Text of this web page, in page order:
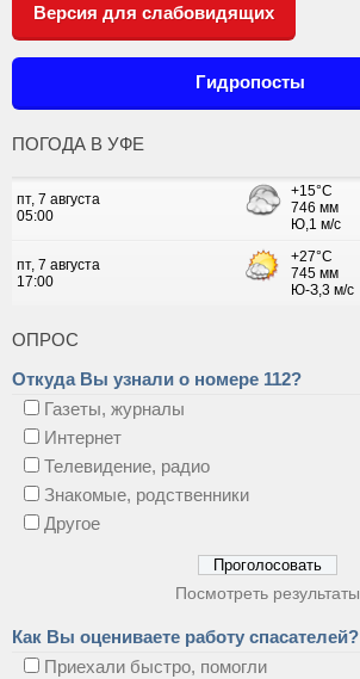
Версия для слабовидящих
Гидропосты
ПОГОДА В УФЕ
ОПРОС
Откуда Вы узнали о номере 112?
Газеты, журналы
Интернет
Телевидение, радио
Знакомые, родственники
Другое
Посмотреть результаты
Как Вы оцениваете работу спасателей?
Приехали быстро, помогли